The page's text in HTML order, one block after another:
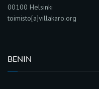
00100 Helsinki
toimisto[a]villakaro.org
BENIN